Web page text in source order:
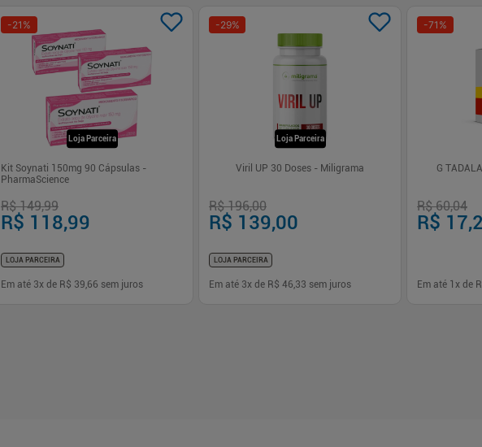
Loja Parceira
-21 %
Kit Soynati 150mg 90 Cápsulas -
PharmaScience
R$ 149,99
R$ 118,99
LOJA PARCEIRA
Em até 3x de R$ 39,66 sem juros
Loja Parceira
-29%
Viril UP 30 Doses - Miligrama
R$ 196,00
R$ 139,00
LOJA PARCEIRA
Em até 3x de R$ 46,33 sem juros
-71 %
G
R$ 60,04
R$
Em até 1 x de